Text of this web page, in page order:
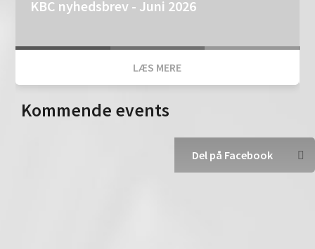
KBC nyhedsbrev - Juni 2026
LÆS MERE
Kommende events
Del på Facebook